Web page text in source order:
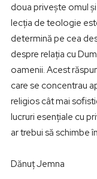
doua privește omul
lecția de teologie
determină pe cea
despre relația cu
oamenii. Acest
care se concentrau
religios cât mai
lucruri esențiale cu
ar trebui să schimbe
Dănuț Jemna